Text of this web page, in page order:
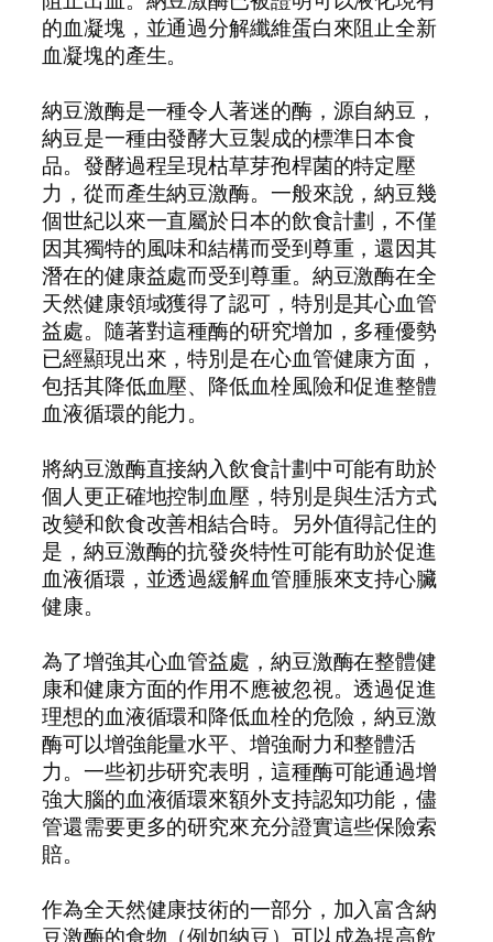
的血凝塊，並通過分解纖維蛋白來阻止全新
血凝塊的產生。
納豆激酶是一種令人著迷的酶，源自納豆，
納豆是一種由發酵大豆製成的標準日本食
品。發酵過程呈現枯草芽孢桿菌的特定壓
力，從而產生納豆激酶。一般來說，納豆幾
個世紀以來一直屬於日本的飲食計劃，不僅
因其獨特的風味和結構而受到尊重，還因其
潛在的健康益處而受到尊重。納豆激酶在全
天然健康領域獲得了認可，特別是其心血管
益處。隨著對這種酶的研究增加，多種優勢
已經顯現出來，特別是在心血管健康方面，
包括其降低血壓、降低血栓風險和促進整體
血液循環的能力。
將納豆激酶直接納入飲食計劃中可能有助於
個人更正確地控制血壓，特別是與生活方式
改變和飲食改善相結合時。另外值得記住的
是，納豆激酶的抗發炎特性可能有助於促進
血液循環，並透過緩解血管腫脹來支持心臟
健康。
為了增強其心血管益處，納豆激酶在整體健
康和健康方面的作用不應被忽視。透過促進
理想的血液循環和降低血栓的危險，納豆激
酶可以增強能量水平、增強耐力和整體活
力。一些初步研究表明，這種酶可能通過增
強大腦的血液循環來額外支持認知功能，儘
管還需要更多的研究來充分證實這些保險索
賠。
作為全天然健康技術的一部分，加入富含納